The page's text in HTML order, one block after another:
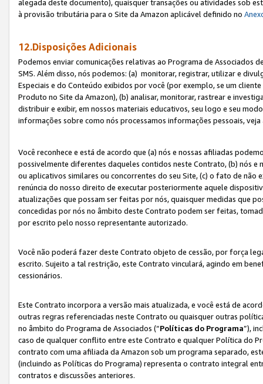
alegada deste documento), quaisquer transações ou atividades sob
à provisão tributária para o Site da Amazon aplicável definido no
12.Disposições Adicionais
Podemos enviar comunicações relativas ao Programa de Associados
SMS. Além disso, nós podemos: (a) monitorar, registrar, utilizar e
Especiais e do Conteúdo exibidos por você (por exemplo, se um
Produto no Site da Amazon), (b) analisar, monitorar, rastrear e
distribuir e exibir, em nossos materiais educativos, seu logo e seu
informações sobre como nós processamos informações pessoais,
Você reconhece e está de acordo que (a) nós e nossas afiliadas
possivelmente diferentes daqueles contidos neste Contrato, (b) nós
ou aplicativos similares ou concorrentes do seu Site, (c) o fato de
renúncia do nosso direito de executar posteriormente aquele
atualizações que possam ser feitas por nós, quaisquer medidas que
concedidas por nós no âmbito deste Contrato podem ser feitas,
por escrito pelo nosso representante autorizado.
Você não poderá fazer deste Contrato objeto de cessão, por força
escrito. Sujeito a tal restrição, este Contrato vinculará, agindo em
cessionários.
Este Contrato incorpora a versão mais atualizada, e você está de
outras regras referenciadas neste Contrato ou quaisquer outras
no âmbito do Programa de Associados (“Políticas do Programa”),
caso de qualquer conflito entre este Contrato e qualquer Política do
contrato com uma afiliada da Amazon sob um programa separado,
(incluindo as Políticas do Programa) representa o contrato integral
contratos e discussões anteriores.